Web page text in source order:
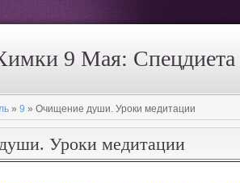
9 Мая: Спецдиета
» 9 » Очищение души. Уроки медитации
Уроки медитации